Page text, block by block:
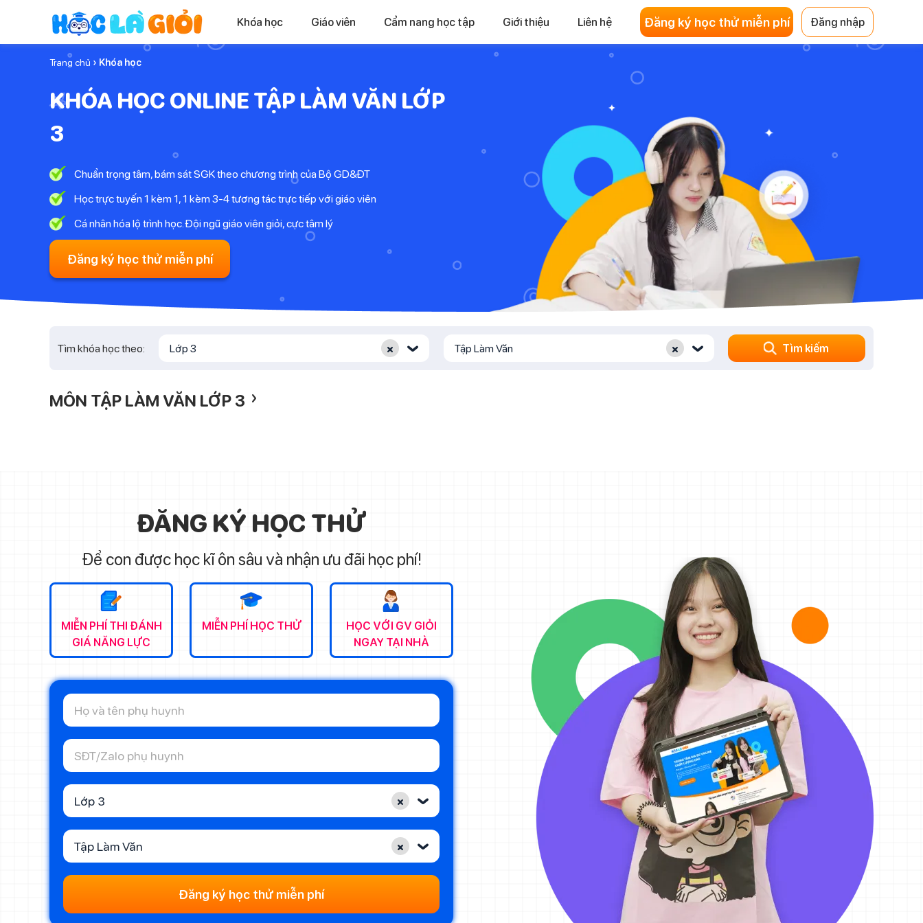
Khóa học Giáo viên Cẩm nang học tập Giới thiệu Liên hệ Đăng ký học thử miễn phí Đăng nhập
Trang chủ › Khóa học
KHÓA HỌC ONLINE TẬP LÀM VĂN LỚP
3
Chuẩn trọng tâm, bám sát SGK theo chương trình của Bộ GD&ĐT
Học trực tuyến 1 kèm 1, 1 kèm 3-4 tương tác trực tiếp với giáo viên
Cá nhân hóa lộ trình học. Đội ngũ giáo viên giỏi, cực tâm lý
Đăng ký học thử miễn phí
Tìm khóa học theo: Lớp 3 ×‹ Tập Làm Văn ×‹ Tìm kiếm
MÔN TẬP LÀM VĂN LỚP 3 ›
ĐĂNG KÝ HỌC THỬ
Để con được học kĩ ôn sâu và nhận ưu đãi học phí!
MIỄN PHÍ THI ĐÁNH
GIÁ NĂNG LỰC
MIỄN PHÍ HỌC THỬ
HỌC VỚI GV GIỎI
NGAY TẠI NHÀ
Lớp 3 ×‹
Tập Làm Văn ×‹
Đăng ký học thử miễn phí